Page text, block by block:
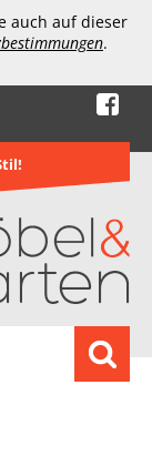
auch auf dieser
.